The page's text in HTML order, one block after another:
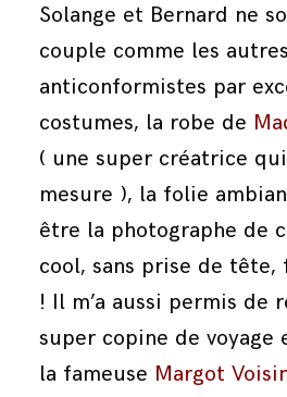
Solange et Bernard ne
couple comme les
anticonformistes par
costumes, la robe de
( une super créatrice
mesure ), la folie
être la photographe de
cool, sans prise de
! Il m’a aussi permis de
super copine de voyage
la fameuse Margot